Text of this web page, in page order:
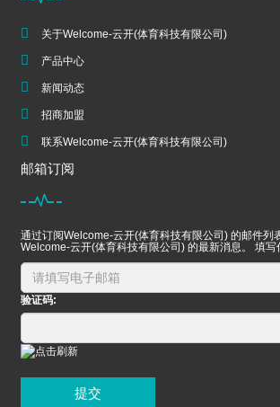
关于Welcome-云开(体育科技有限公司)
产品中心
新闻动态
招商加盟
联系Welcome-云开(体育科技有限公司)
邮箱订阅
通过订阅Welcome-云开(体育科技有限公司) 的邮件列
Welcome-云开(体育科技有限公司) 的最新消息。 填写
验证码:
提交